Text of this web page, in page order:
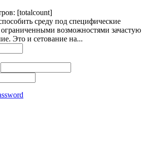
[totalcount]
среду под специфические
возможностями зачастую
Это и сетование на...